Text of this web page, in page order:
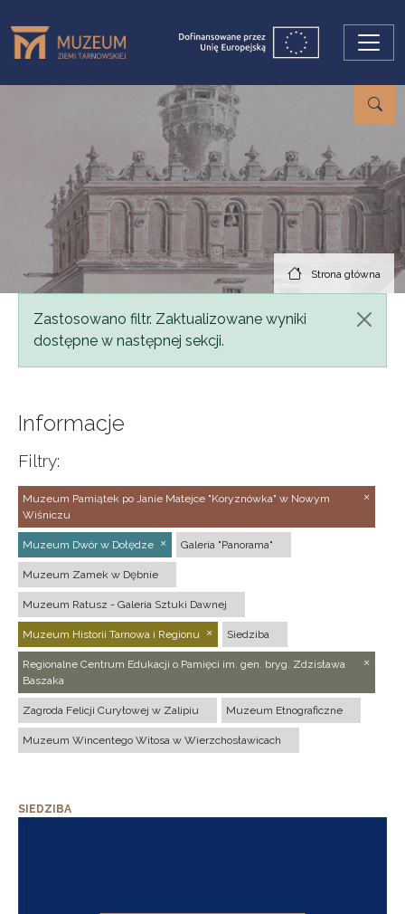
Strona główna
Komunikat
Zastosowano filtr. Zaktualizowane wyniki
dostępne w następnej sekcji.
Informacje
Filtry:
Muzeum Pamiątek po Janie Matejce "Koryznówka" w Nowym
Wiśniczu
Muzeum Dwór w Dołędze Galeria "Panorama"
Muzeum Zamek w Dębnie
Muzeum Ratusz - Galeria Sztuki Dawnej
Muzeum Historii Tarnowa i Regionu Siedziba
Regionalne Centrum Edukacji o Pamięci im. gen. bryg. Zdzisława
Baszaka
Zagroda Felicji Curyłowej w Zalipiu Muzeum Etnograficzne
Muzeum Wincentego Witosa w Wierzchosławicach
SIEDZIBA